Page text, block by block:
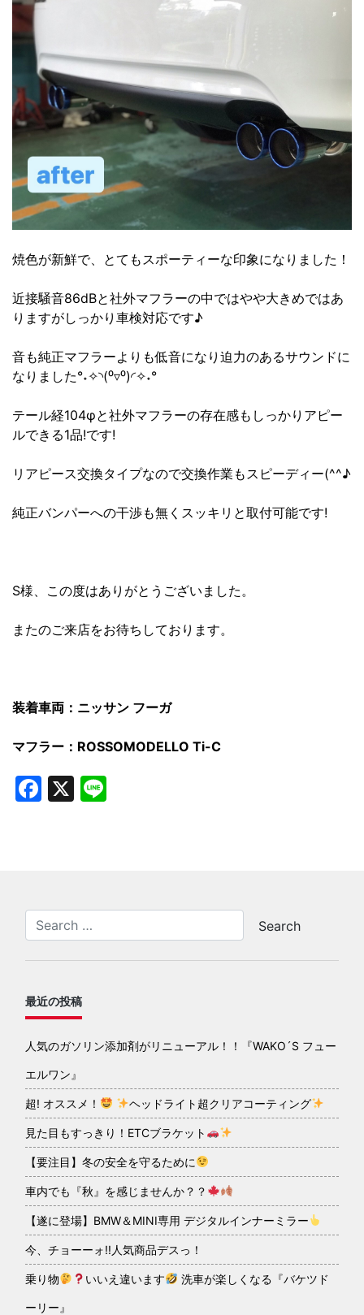
焼色が新鮮で、とてもスポーティーな印象になりました！
近接騒音86dBと社外マフラーの中ではやや大きめではあ
りますがしっかり車検対応です♪
音も純正マフラーよりも低音になり迫力のあるサウンドに
なりました°˖✧◝(⁰▿⁰)◜✧˖°
テール経104φと社外マフラーの存在感もしっかりアピー
ルできる1品!です!
リアピース交換タイプなので交換作業もスピーディー(^^♪
純正バンパーへの干渉も無くスッキリと取付可能です!
S様、この度はありがとうございました。
またのご来店をお待ちしております。
装着車両：ニッサン フーガ
マフラー：ROSSOMODELLO Ti-C
Facebook
X
最近の投稿
人気のガソリン添加剤がリニューアル！！『WAKO´S フュー
エルワン』
超! オススメ！ ヘッドライト超クリアコーティング
見た目もすっきり！ETCブラケット
【要注目】冬の安全を守るために
車内でも『秋』を感じませんか？？
【遂に登場】BMW＆MINI専用 デジタルインナーミラー
今、チョーーォ!!人気商品デスっ！
乗り物 いいえ違います 洗車が楽しくなる『バケツド
ーリー』